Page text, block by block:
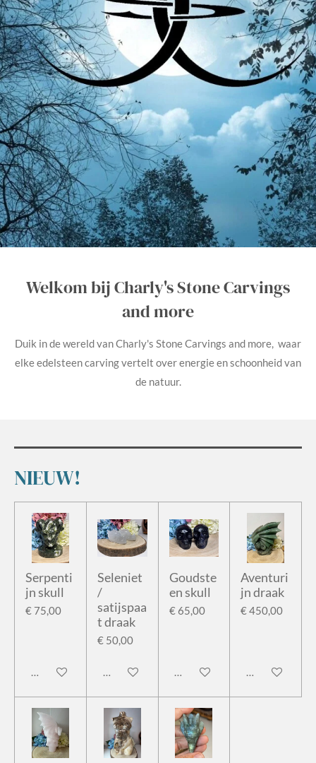
Welkom bij Charly's Stone Carvings
and more
Duik in de wereld van Charly's Stone Carvings and more, waar
elke edelsteen carving vertelt over energie en schoonheid van
de natuur.
NIEUW!
Serpenti
jn skull
€ 75,00
In winkelwagen
Seleniet
/
satijspaa
t draak
€ 50,00
In winkelwagen
Goudste
en skull
€ 65,00
In winkelwagen
Aventuri
jn draak
€ 450,00
In